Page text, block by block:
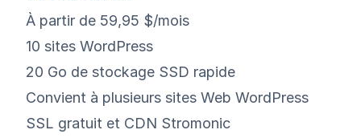
À partir de 59,95 $/mois
10 sites WordPress
20 Go de stockage SSD rapide
Convient à plusieurs sites Web WordPress
SSL gratuit et CDN Stromonic